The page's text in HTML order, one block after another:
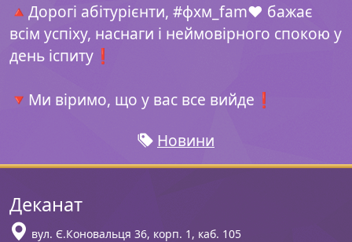
🔺Дорогі абітурієнти, #фхм_fam❤️ бажає
всім успіху, наснаги і неймовірного спокою у
день іспиту❗️
🔻Ми віримо, що у вас все вийде❗️
Новини
Деканат
вул. Є.Коновальця 36, корп. 1, каб. 105